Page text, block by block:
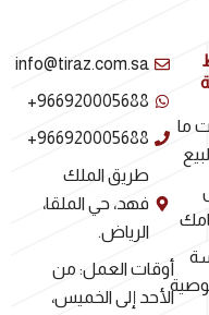
ما
info@tiraz.com.sa
966920005688+
966920005688+
طريق الملك
فهد، حي الملقا،
الرياض.
أوقات العمل: من
الأحد إلى الخميس،